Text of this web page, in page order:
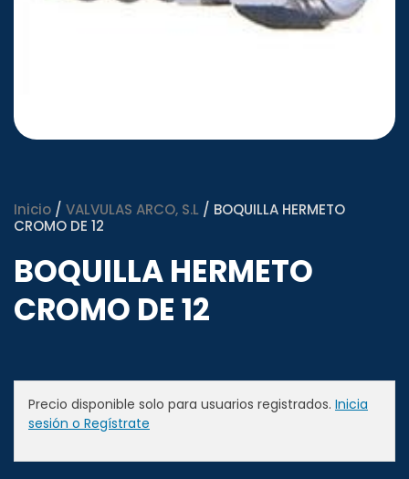
Inicio / VALVULAS ARCO, S.L / BOQUILLA HERMETO
CROMO DE 12
BOQUILLA HERMETO
CROMO DE 12
Precio disponible solo para usuarios registrados. Inicia
sesión o Regístrate